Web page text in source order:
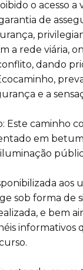
o acesso a
de
a rede viária,
dando
e a
Este caminho
em
aos
sob forma de
e bem
informativos